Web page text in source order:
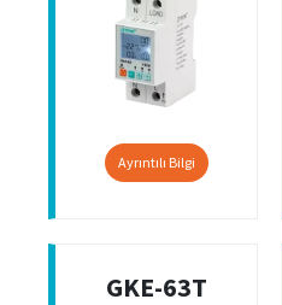
Ayrıntılı Bilgi
GKE-63T